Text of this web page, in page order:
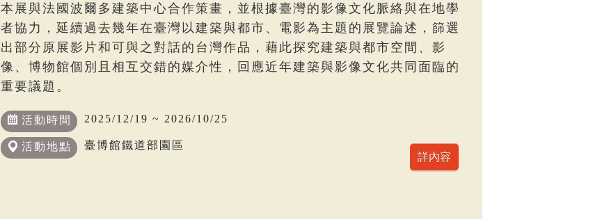
本展與法國波爾多建築中心合作策畫，並根據臺灣的影像文化脈絡與在地學
者協力，延續過去幾年在臺灣以建築與都市、電影為主題的展覽論述，篩選
出部分原展影片和可與之對話的台灣作品，藉此探究建築與都市空間、影
像、博物館個別且相互交錯的媒介性，回應近年建築與影像文化共同面臨的
重要議題。
活動時間 2025/12/19 ~ 2026/10/25
活動地點 臺博館鐵道部園區